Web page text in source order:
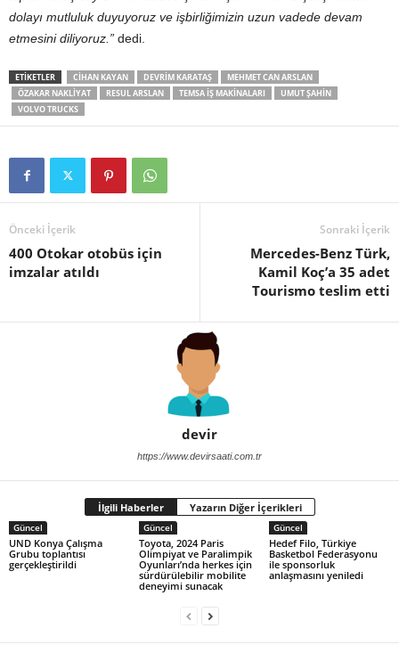
dolayı mutluluk duyuyoruz ve işbirliğimizin uzun vadede devam
etmesini diliyoruz.” dedi.
ETIKETLER CIHAN KAYAN DEVRIM KARATAŞ
MEHMET CAN ARSLAN
ÖZAKAR NAKLIYAT
RESUL ARSLAN TEMSA IŞ MAKINALARI
UMUT ŞAHIN
VOLVO TRUCKS
Önceki İçerik
400 Otokar otobüs için
imzalar atıldı
Sonraki İçerik
Mercedes-Benz Türk,
Kamil Koç’a 35 adet
Tourismo teslim etti
devir
https://www.devirsaati.com.tr
İlgili Haberler Yazarın Diğer İçerikleri
Güncel
UND Konya Çalışma
Grubu toplantısı
gerçekleştirildi
Güncel
Toyota, 2024 Paris
Olimpiyat ve Paralimpik
Oyunları’nda herkes için
sürdürülebilir mobilite
deneyimi sunacak
Güncel
Hedef Filo, Türkiye
Basketbol Federasyonu
ile sponsorluk
anlaşmasını yeniledi